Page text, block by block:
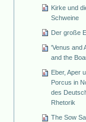
Kirke und
Schweine
Der große
'Venus and
and the
Eber, Aper
Porcus in
des
Rhetorik
The Sow